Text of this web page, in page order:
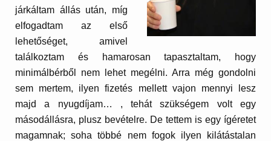
járkáltam állás után, míg
elfogadtam az első
lehetőséget, amivel
találkoztam és hamarosan tapasztaltam, hogy
minimálbérből nem lehet megélni. Arra még gondolni
sem mertem, ilyen fizetés mellett vajon mennyi lesz
majd a nyugdíjam… , tehát szükségem volt egy
másodállásra, plusz bevételre. De tettem is egy ígéretet
magamnak; soha többé nem fogok ilyen kilátástalan